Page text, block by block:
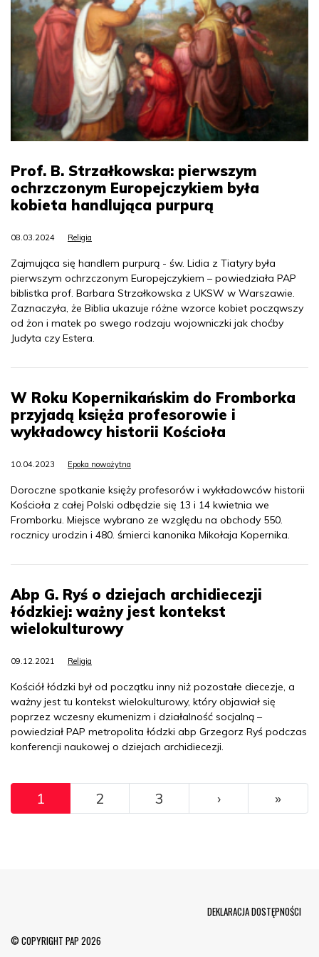
Prof. B. Strzałkowska: pierwszym
ochrzczonym Europejczykiem była
kobieta handlująca purpurą
08.03.2024 Religia
Zajmująca się handlem purpurą - św. Lidia z Tiatyry była
pierwszym ochrzczonym Europejczykiem – powiedziała PAP
biblistka prof. Barbara Strzałkowska z UKSW w Warszawie.
Zaznaczyła, że Biblia ukazuje różne wzorce kobiet począwszy
od żon i matek po swego rodzaju wojowniczki jak choćby
Judyta czy Estera.
W Roku Kopernikańskim do Fromborka
przyjadą księża profesorowie i
wykładowcy historii Kościoła
10.04.2023 Epoka nowożytna
Doroczne spotkanie księży profesorów i wykładowców historii
Kościoła z całej Polski odbędzie się 13 i 14 kwietnia we
Fromborku. Miejsce wybrano ze względu na obchody 550.
rocznicy urodzin i 480. śmierci kanonika Mikołaja Kopernika.
Abp G. Ryś o dziejach archidiecezji
łódzkiej: ważny jest kontekst
wielokulturowy
09.12.2021 Religia
Kościół łódzki był od początku inny niż pozostałe diecezje, a
ważny jest tu kontekst wielokulturowy, który objawiał się
poprzez wczesny ekumenizm i działalność socjalną –
powiedział PAP metropolita łódzki abp Grzegorz Ryś podczas
konferencji naukowej o dziejach archidiecezji.
Pagination
1 2 3 ››› »
© COPYRIGHT PAP 2026
DEKLARACJA DOSTĘPNOŚCI